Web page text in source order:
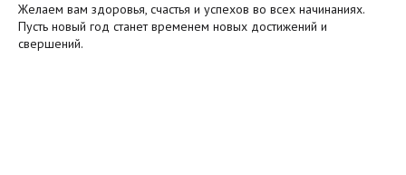
Желаем вам здоровья, счастья и успехов во всех начинаниях.
Пусть новый год станет временем новых достижений и
свершений.